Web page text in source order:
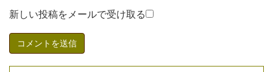
新しい投稿をメールで受け取る